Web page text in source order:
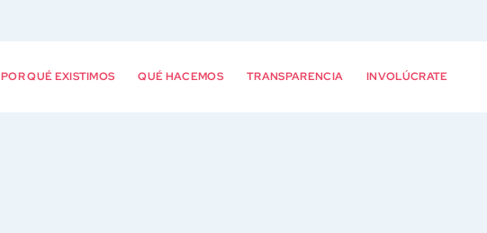
POR QUÉ EXISTIMOS QUÉ HACEMOS TRANSPARENCIA INVOLÚCRATE